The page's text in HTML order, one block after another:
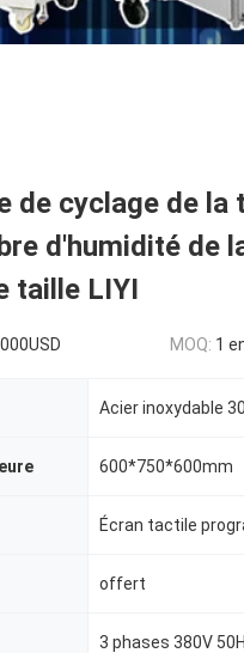
de cyclage de la
d'humidité de
taille LIYI
MOQ: 1
Acier inoxydable
600*750*600mm
Écran tactile
offert
3 phases 380V